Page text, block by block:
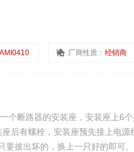
厂商性质： 经销商
个断路器的安装座，安装座上6
后有螺栓，安装座预先接上电源
拔出坏的，换上一只好的即可。